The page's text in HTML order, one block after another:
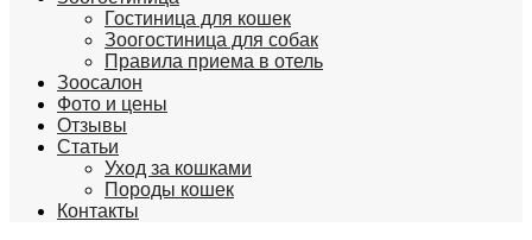
Гостиница для кошек
Зоогостиница для собак
Правила приема в отель
Зоосалон
Фото и цены
Отзывы
Статьи
Уход за кошками
Породы кошек
Контакты